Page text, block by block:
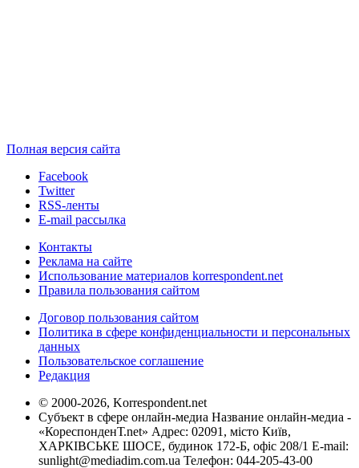
Полная версия сайта
Facebook
Twitter
RSS-ленты
E-mail рассылка
Контакты
Реклама на сайте
Использование материалов korrespondent.net
Правила пользования сайтом
Договор пользования сайтом
Политика в сфере конфиденциальности и персональных
данных
Пользовательское соглашение
Редакция
© 2000-2026, Korrespondent.net
Субъект в сфере онлайн-медиа Название онлайн-медиа -
«КореспонденТ.net» Адрес: 02091, місто Київ,
ХАРКІВСЬКЕ ШОСЕ, будинок 172-Б, офіс 208/1 E-mail:
sunlight@mediadim.com.ua Телефон: 044-205-43-00